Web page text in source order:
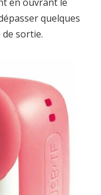
quelques
sortie.